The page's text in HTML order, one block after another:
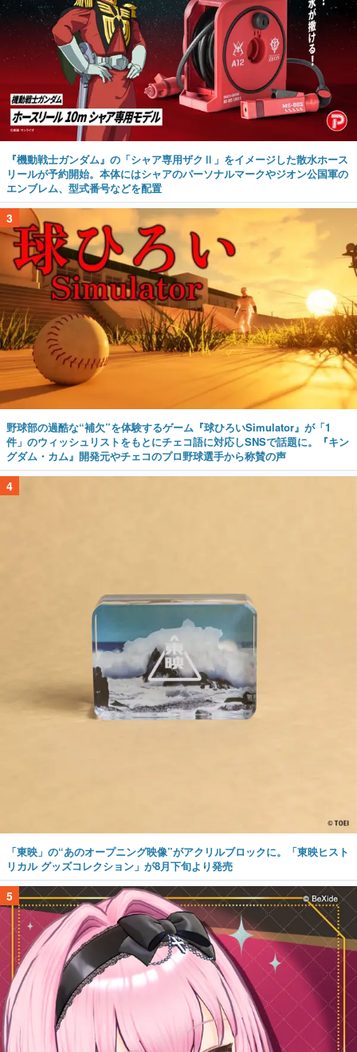
『機動戦士ガンダム』の「シャア専用ザクⅡ」をイメージした散水ホース
リールが予約開始。本体にはシャアのパーソナルマークやジオン公国軍の
エンブレム、型式番号などを配置
3
野球部の過酷な“補欠”を体験するゲーム『球ひろいSimulator』が「1
件」のウィッシュリストをもとにチェコ語に対応しSNSで話題に。『キン
グダム・カム』開発元やチェコのプロ野球選手から称賛の声
4
「東映」の“あのオープニング映像”がアクリルブロックに。「東映ヒスト
リカル グッズコレクション」が8月下旬より発売
5